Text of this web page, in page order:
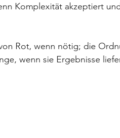
Komplexität akzeptiert
Rot, wenn nötig; die
wenn sie Ergebnisse